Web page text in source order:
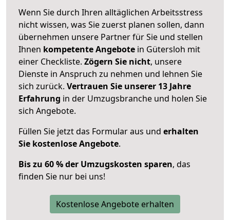
Wenn Sie durch Ihren alltäglichen Arbeitsstress
nicht wissen, was Sie zuerst planen sollen, dann
übernehmen unsere Partner für Sie und stellen
Ihnen kompetente Angebote in Gütersloh mit
einer Checkliste. Zögern Sie nicht, unsere
Dienste in Anspruch zu nehmen und lehnen Sie
sich zurück. Vertrauen Sie unserer 13 Jahre
Erfahrung in der Umzugsbranche und holen Sie
sich Angebote.
Füllen Sie jetzt das Formular aus und erhalten
Sie kostenlose Angebote.
Bis zu 60 % der Umzugskosten sparen, das
finden Sie nur bei uns!
Kostenlose Angebote erhalten